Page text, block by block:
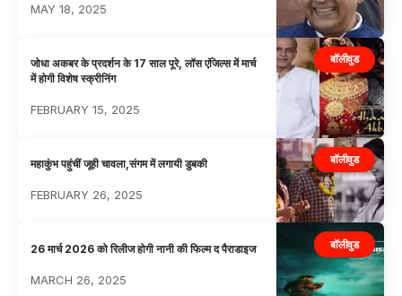
MAY 18, 2025
बॉलीवुड
जोधा अकबर के प्रदर्शन के 17 साल पूरे, लॉस एंजिल्स में मार्च
में होगी विशेष स्क्रीनिंग
FEBRUARY 15, 2025
बॉलीवुड
महाकुंभ पहुंचीं जूही चावला,संगम में लगायी डुबकी
FEBRUARY 26, 2025
बॉलीवुड
26 मार्च 2026 को रिलीज होगी नानी की फिल्म द पैराडाइज
MARCH 26, 2025